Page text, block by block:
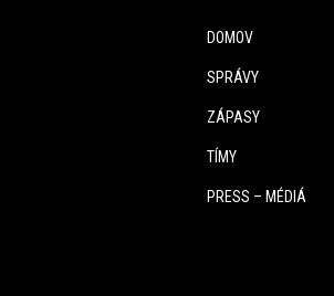
DOMOV
SPRÁVY
ZÁPASY
TÍMY
PRESS – MÉDIÁ